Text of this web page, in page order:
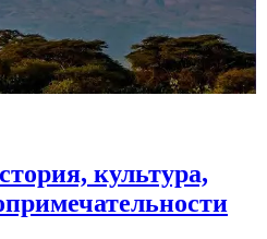
культура,